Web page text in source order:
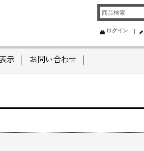
ログイン
示 お問い合わせ